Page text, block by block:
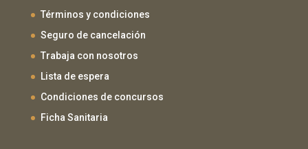
Términos y condiciones
Seguro de cancelación
Trabaja con nosotros
Lista de espera
Condiciones de concursos
Ficha Sanitaria